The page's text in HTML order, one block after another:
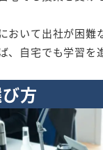
おいて出社が困難
、自宅でも学習を
方